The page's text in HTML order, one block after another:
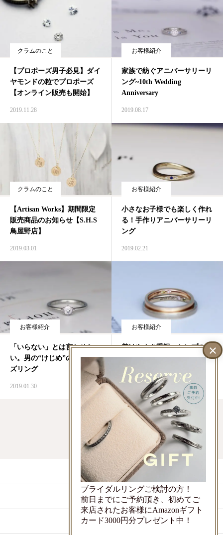
クラムのこと
【プロポーズ男子必見】ダイ
ヤモンドの粒でプロポーズ
【オンライン販売も開始】
2019.11.28
お客様紹介
家族で紡ぐアニバーサリーリ
ング~10th Wedding
Anniversary
2019.08.17
クラムのこと
【Artisan Works】期間限定
販売商品のお知らせ【S.H.S
鳥屋野店】
2019.03.01
お客様紹介
小さなお子様でも楽しく作れ
る！手作りアニバーサリーリ
ング
2019.02.21
お客様紹介
「いらない」とは言わせな
い。男の“けじめ”のプロポー
ズリング
2019.01.30
お客様紹介
着けやすさ重視、シンプルで
使いやすいブライダルセット
ジュエリー
2019.01.24
2
LINEでお問い合わせ
ご来店予約
店舗情報
ブライダルリングご検討の方！
前日までにご予約頂き、初めてご
来店されたお客様にAmazonギフト
カード3000円分プレゼント中！